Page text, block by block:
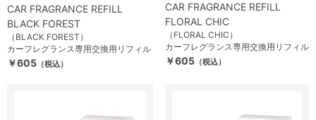
CAR FRAGRANCE REFILL
BLACK FOREST
（BLACK FOREST）
カーフレグランス専用交換用リフィル
￥605 （税込）
CAR FRAGRANCE REFILL
FLORAL CHIC
（FLORAL CHIC）
カーフレグランス専用交換用リフィル
￥605 （税込）